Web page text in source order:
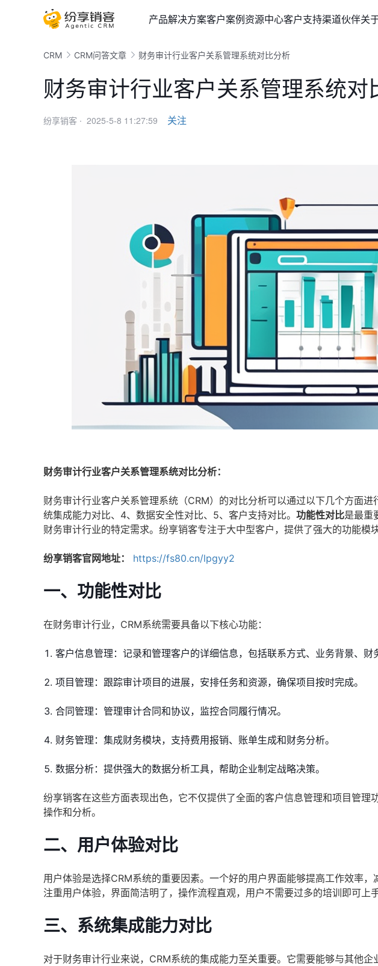
产品解决方案客户案例资源中心客户支持渠道伙伴关
CRM CRM问答文章 财务审计行业客户关系管理系统对比分析
财务审计行业客户关系管理系统对
纷享销客 · 2025-5-8 11:27:59 关注
财务审计行业客户关系管理系统对比分析：
财务审计行业客户关系管理系统（CRM）的对比分析可以通过以下几个方面
统集成能力对比、4、数据安全性对比、5、客户支持对比。 功能性对比是最重
财务审计行业的特定需求。纷享销客专注于大中型客户，提供了强大的功能模
纷享销客官网地址： https://fs80.cn/lpgyy2
一、功能性对比
在财务审计行业，CRM系统需要具备以下核心功能：
客户信息管理：记录和管理客户的详细信息，包括联系方式、业务背景、财
项目管理：跟踪审计项目的进展，安排任务和资源，确保项目按时完成。
合同管理：管理审计合同和协议，监控合同履行情况。
财务管理：集成财务模块，支持费用报销、账单生成和财务分析。
数据分析：提供强大的数据分析工具，帮助企业制定战略决策。
纷享销客在这些方面表现出色，它不仅提供了全面的客户信息管理和项目管理
操作和分析。
二、用户体验对比
用户体验是选择CRM系统的重要因素。一个好的用户界面能够提高工作效率
注重用户体验，界面简洁明了，操作流程直观，用户不需要过多的培训即可上手
三、系统集成能力对比
对于财务审计行业来说，CRM系统的集成能力至关重要。它需要能够与其他